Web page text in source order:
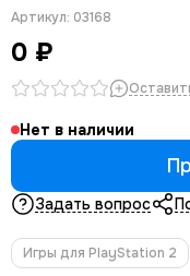
Артикул: 03168
0 ₽
Нет в наличии
Задать вопрос
Игры для PlayStation 2